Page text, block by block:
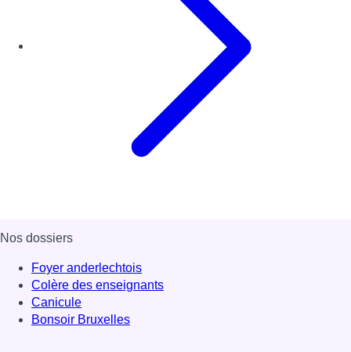
Nos dossiers
Foyer anderlechtois
Colère des enseignants
Canicule
Bonsoir Bruxelles